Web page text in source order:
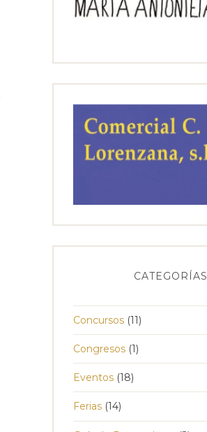
CATEGORÍAS
Concursos (11)
Congresos (1)
Eventos (18)
Ferias (14)